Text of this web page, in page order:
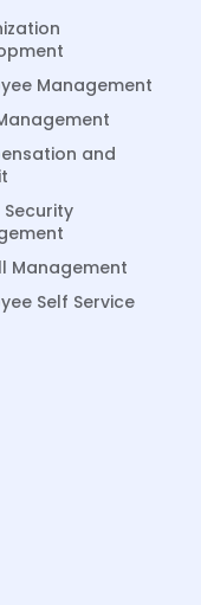
Management
and
Security
Management
Self Service